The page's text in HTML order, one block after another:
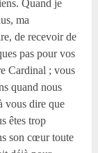
Quand je
ma
de recevoir de
pas pour vos
Cardinal ; vous
quand nous
vous dire que
êtes trop
son cœur toute